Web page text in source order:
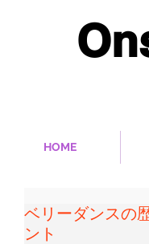
HOME
ベリーダンスの
ント